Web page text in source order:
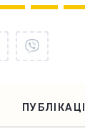
ПУБЛІКАЦІЇ